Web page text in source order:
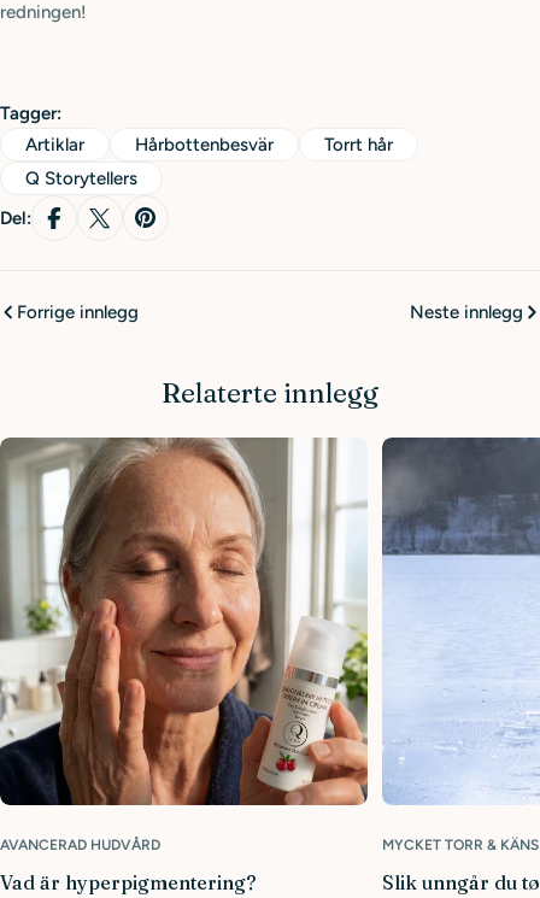
redningen!
Tagger:
Artiklar
Hårbottenbesvär
Torrt hår
Q Storytellers
Del:
Forrige innlegg Neste innlegg
Relaterte innlegg
AVANCERAD HUDVÅRD
Vad är hyperpigmentering?
MYCKET TORR &
Slik unngår du